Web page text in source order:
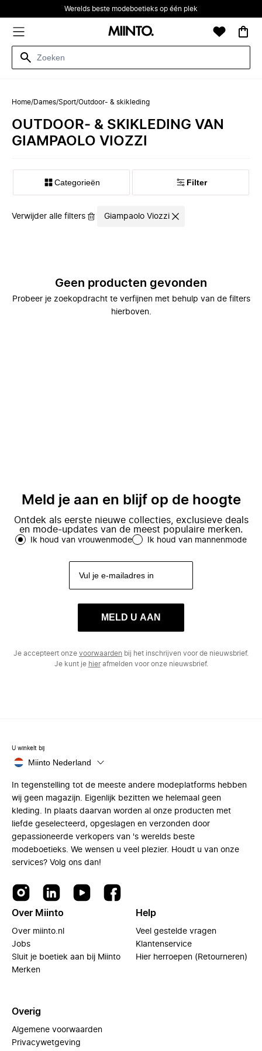
Werelds beste modeboetieks op één plek
Home/Dames/Sport/Outdoor- & skikleding
OUTDOOR- & SKIKLEDING VAN
GIAMPAOLO VIOZZI
Categorieën Filter
Verwijder alle filters Giampaolo Viozzi
Geen producten gevonden
Probeer je zoekopdracht te verfijnen met behulp van de filters
hierboven.
Meld je aan en blijf op de hoogte
Ontdek als eerste nieuwe collecties, exclusieve deals
en mode-updates van de meest populaire merken.
Ik houd van vrouwenmode Ik houd van mannenmode
MELD U AAN
Je accepteert onze voorwaarden bij het inschrijven voor de nieuwsbrief.
Je kunt je hierafmelden voor onze nieuwsbrief.
U winkelt bij
Miinto Nederland
In tegenstelling tot de meeste andere modeplatforms hebben
wij geen magazijn. Eigenlijk bezitten we helemaal geen
kleding. In plaats daarvan worden al onze producten met
liefde geselecteerd, opgeslagen en verzonden door
gepassioneerde verkopers van 's werelds beste
modeboetieks. We wensen u veel plezier. Houdt u van onze
services? Volg ons dan!
Over Miinto
Over miinto.nl
Jobs
Sluit je boetiek aan bij Miinto
Merken
Help
Veel gestelde vragen
Klantenservice
Hier herroepen (Retourneren)
Overig
Algemene voorwaarden
Privacywetgeving